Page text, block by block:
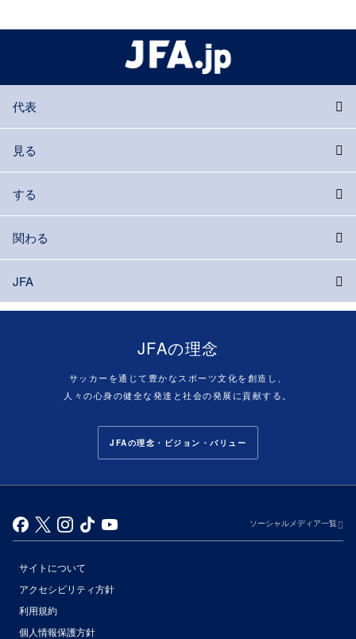
代表
見る
する
関わる
JFA
JFAの理念
サッカーを通じて豊かなスポーツ文化を創造し、
人々の心身の健全な発達と社会の発展に貢献する。
JFAの理念・ビジョン・バリュー
ソーシャルメディア一覧
サイトについて
アクセシビリティ方針
利用規約
個人情報保護方針